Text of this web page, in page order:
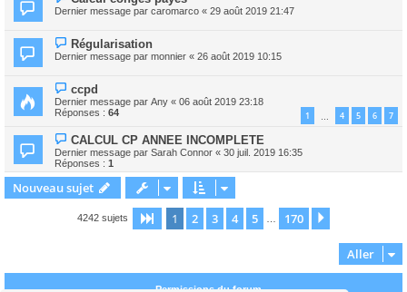
Dernier message par caromarco « 29 août 2019 21:47
Régularisation
Dernier message par monnier « 26 août 2019 10:15
ccpd
Dernier message par Any « 06 août 2019 23:18
Réponses : 64 1 4 5 6 7
CALCUL CP ANNEE INCOMPLETE
Dernier message par Sarah Connor « 30 juil. 2019 16:35
Réponses : 1
Nouveau sujet
4242 sujets Page 1sur170
1 2 3 4 5 … 170
Aller
Permissions du forum